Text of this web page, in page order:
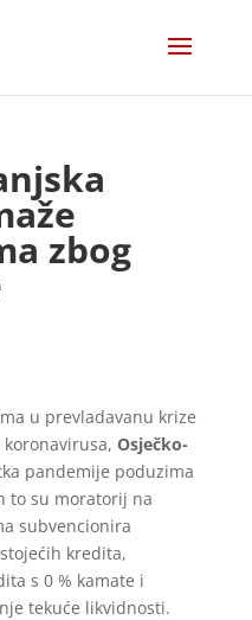
zbog
u prevladavanu krize
Osječko-
pandemije poduzima
to su moratorij na
subvencionira
kredita,
s 0 % kamate i
tekuće likvidnosti.